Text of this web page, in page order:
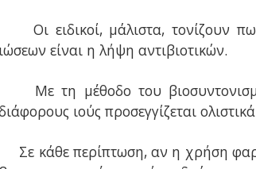
Οι ειδικοί, μάλιστα, τονίζουν
ιώσεων είναι η λήψη αντιβιοτικών.
Με τη μέθοδο του
ιούς προσεγγίζεται
Σε κάθε περίπτωση, αν η χρήση